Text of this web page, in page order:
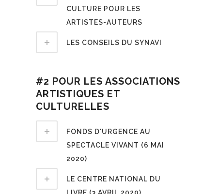
CULTURE POUR LES
ARTISTES-AUTEURS
LES CONSEILS DU SYNAVI
#2 POUR LES ASSOCIATIONS
ARTISTIQUES ET
CULTURELLES
FONDS D'URGENCE AU
SPECTACLE VIVANT (6 MAI
2020)
LE CENTRE NATIONAL DU